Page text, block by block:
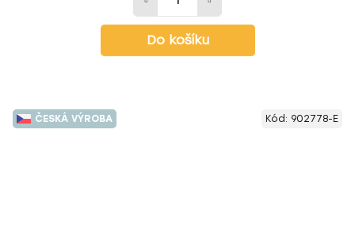
Do košíku
ČESKÁ VÝROBA Kód: 902778-E